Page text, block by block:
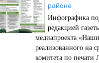
районе
Инфографика
редакцией
медиапроекта
реализованного на
комитета по печати